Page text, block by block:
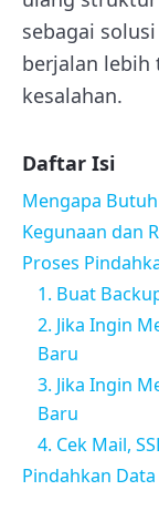
sebagai
berjalan
kesalahan.
Daftar Isi
Mengapa
Kegunaan dan
Proses
1. Buat
2. Jika Ingin
Baru
3. Jika Ingin
Baru
4. Cek Mail,
Pindahkan